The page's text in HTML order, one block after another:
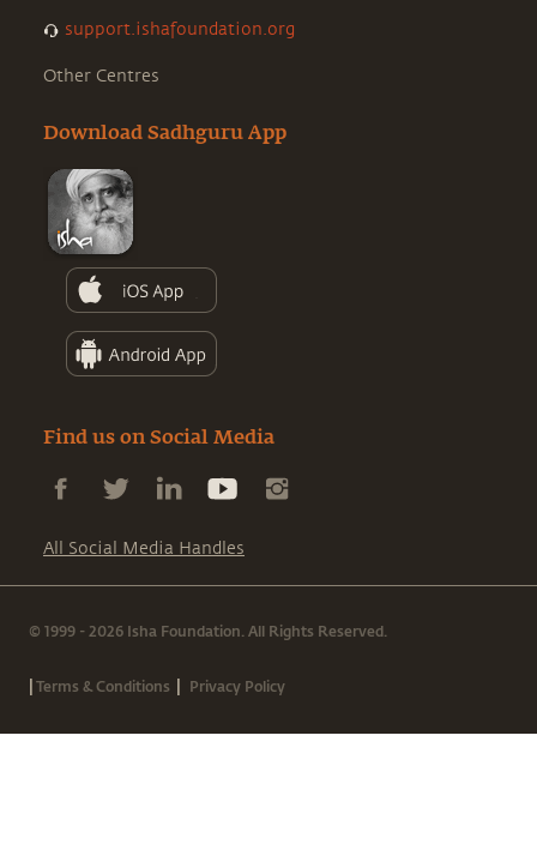
support.ishafoundation.org
Other Centres
Download Sadhguru App
Find us on Social Media
All Social Media Handles
© 1999 - 2026 Isha Foundation. All Rights Reserved.
|Terms & Conditions | Privacy Policy